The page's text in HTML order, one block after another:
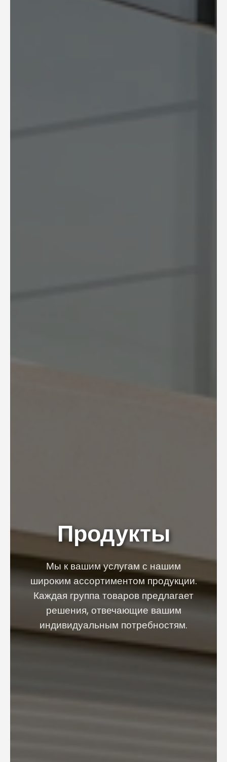
Продукты
Мы к вашим услугам с нашим
широким ассортиментом продукции.
Каждая группа товаров предлагает
решения, отвечающие вашим
индивидуальным потребностям.